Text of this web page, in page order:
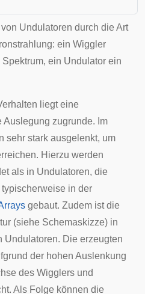
Undulatoren durch die Art
ein Wiggler
ein Undulator ein
liegt eine
zugrunde. Im
sehr stark ausgelenkt, um
Hierzu werden
als in Undulatoren, die
in der
gebaut. Zudem ist die
(siehe Schemaskizze) in
Undulatoren. Die erzeugten
der hohen Auslenkung
des Wigglers und
Als Folge können die